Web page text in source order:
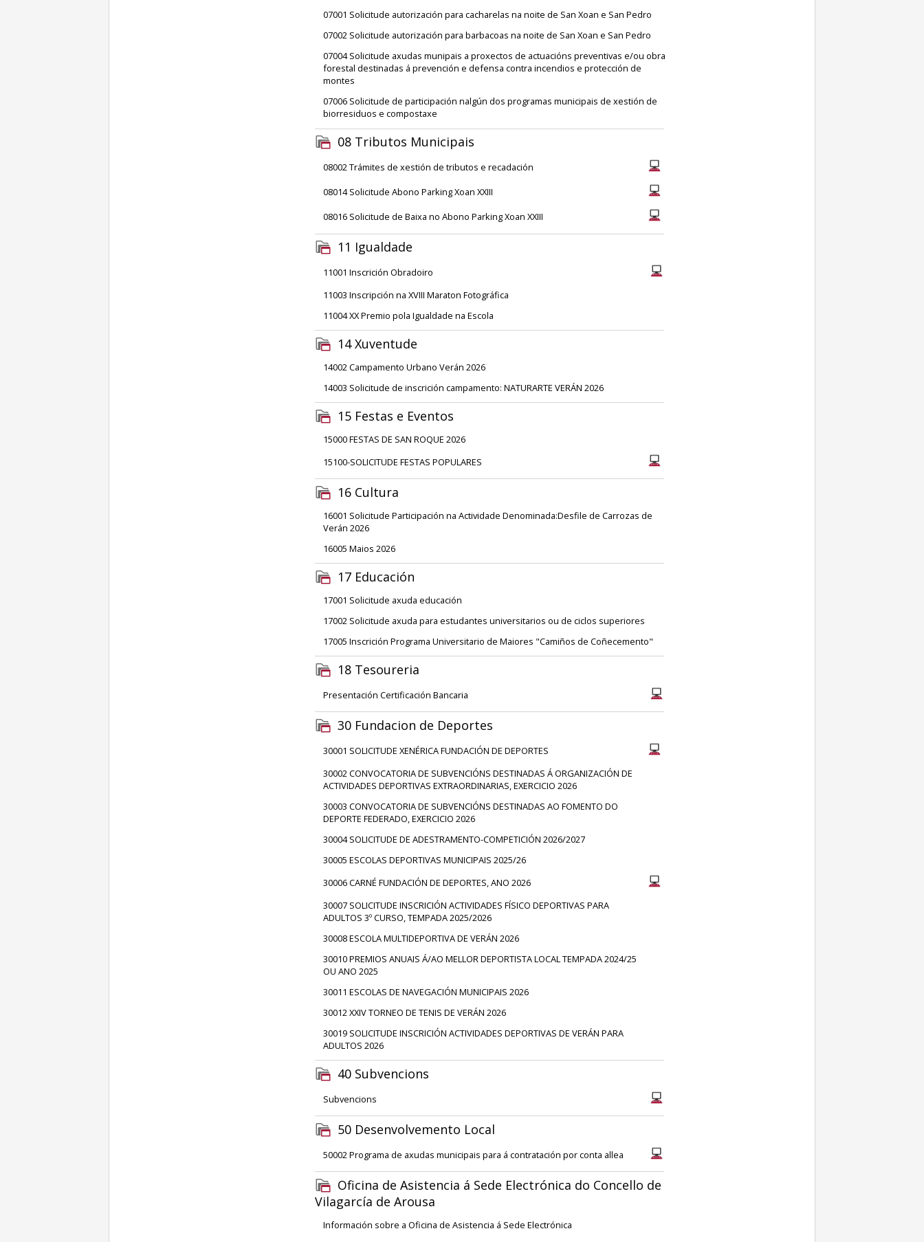
07001 Solicitude autorización para cacharelas na noite de San Xoan e San Pedro
07002 Solicitude autorización para barbacoas na noite de San Xoan e San Pedro
07004 Solicitude axudas munipais a proxectos de actuacións preventivas e/ou obra
forestal destinadas á prevención e defensa contra incendios e protección de
montes
07006 Solicitude de participación nalgún dos programas municipais de xestión de
biorresiduos e compostaxe
08 Tributos Municipais
08002 Trámites de xestión de tributos e recadación
08014 Solicitude Abono Parking Xoan XXIII
08016 Solicitude de Baixa no Abono Parking Xoan XXIII
11 Igualdade
11001 Inscrición Obradoiro
11003 Inscripción na XVIII Maraton Fotográfica
11004 XX Premio pola Igualdade na Escola
14 Xuventude
14002 Campamento Urbano Verán 2026
14003 Solicitude de inscrición campamento: NATURARTE VERÁN 2026
15 Festas e Eventos
15000 FESTAS DE SAN ROQUE 2026
15100-SOLICITUDE FESTAS POPULARES
16 Cultura
16001 Solicitude Participación na Actividade Denominada:Desfile de Carrozas de
Verán 2026
16005 Maios 2026
17 Educación
17001 Solicitude axuda educación
17002 Solicitude axuda para estudantes universitarios ou de ciclos superiores
17005 Inscrición Programa Universitario de Maiores "Camiños de Coñecemento"
18 Tesoureria
Presentación Certificación Bancaria
30 Fundacion de Deportes
30001 SOLICITUDE XENÉRICA FUNDACIÓN DE DEPORTES
30002 CONVOCATORIA DE SUBVENCIÓNS DESTINADAS Á ORGANIZACIÓN DE
ACTIVIDADES DEPORTIVAS EXTRAORDINARIAS, EXERCICIO 2026
30003 CONVOCATORIA DE SUBVENCIÓNS DESTINADAS AO FOMENTO DO
DEPORTE FEDERADO, EXERCICIO 2026
30004 SOLICITUDE DE ADESTRAMENTO-COMPETICIÓN 2026/2027
30005 ESCOLAS DEPORTIVAS MUNICIPAIS 2025/26
30006 CARNÉ FUNDACIÓN DE DEPORTES, ANO 2026
30007 SOLICITUDE INSCRICIÓN ACTIVIDADES FÍSICO DEPORTIVAS PARA
ADULTOS 3º CURSO, TEMPADA 2025/2026
30008 ESCOLA MULTIDEPORTIVA DE VERÁN 2026
30010 PREMIOS ANUAIS Á/AO MELLOR DEPORTISTA LOCAL TEMPADA 2024/25
OU ANO 2025
30011 ESCOLAS DE NAVEGACIÓN MUNICIPAIS 2026
30012 XXIV TORNEO DE TENIS DE VERÁN 2026
30019 SOLICITUDE INSCRICIÓN ACTIVIDADES DEPORTIVAS DE VERÁN PARA
ADULTOS 2026
40 Subvencions
Subvencions
50 Desenvolvemento Local
50002 Programa de axudas municipais para á contratación por conta allea
Oficina de Asistencia á Sede Electrónica do Concello de
Vilagarcía de Arousa
Información sobre a Oficina de Asistencia á Sede Electrónica